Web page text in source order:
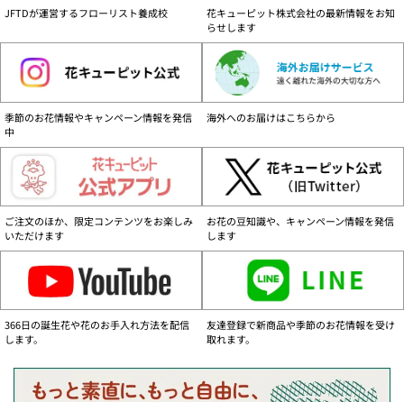
お支払い方法、商品によりお届日が異なりますので、ご注意ください。お届け日
営業時間と注文の取り扱いについて
24時間ご注文を承ります。営業時間は、年末年始除く、9:30～17:30です。
【当日扱い】 9:30～17:00ご注文分
【翌日扱い】 17:00以降ご注文分
ご注意ください
花キューピット商品は花キューピット加盟店・花キューピットのみで販売してお
ります。花キューピット商品をご購入の際はご留意ください。
詳しくはこちら（PDF：116KB）
セキュリティーについて
花キューピットでは安心してご利用いただけるようSSL方式による暗号化を採用
しております。
お問い合わせフォーム
ご注文内容の変更、キャンセル及び各種お問い合わせがオンライン上でお手続き
【個人のお客様】
国内用・お問い合わせフォームへ
JFTDが運営するフローリスト養成校
花キューピット株式会社の最新情報をお知
らせします
季節のお花情報やキャンペーン情報を発信
中
海外へのお届けはこちらから
ご注文のほか、限定コンテンツをお楽しみ
いただけます
お花の豆知識や、キャンペーン情報を発信
します
366日の誕生花や花のお手入れ方法を配信
します。
友達登録で新商品や季節のお花情報を受け
取れます。